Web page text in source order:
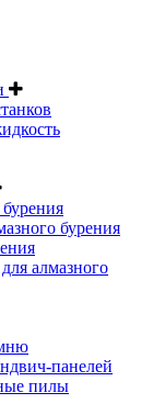
бурения
алмазного
панелей
пилы